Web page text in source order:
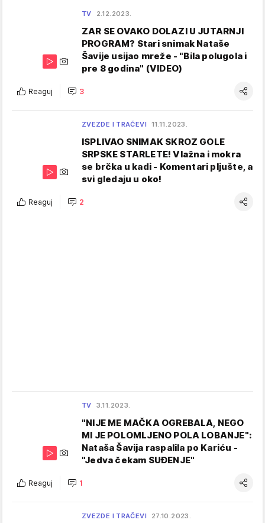
TV 2.12.2023.
ZAR SE OVAKO DOLAZI U JUTARNJI
PROGRAM? Stari snimak Nataše
Šavije usijao mreže - "Bila polugola i
pre 8 godina" (VIDEO)
Reaguj 3
ZVEZDE I TRAČEVI 11.11.2023.
ISPLIVAO SNIMAK SKROZ GOLE
SRPSKE STARLETE! Vlažna i mokra
se brčka u kadi - Komentari pljušte, a
svi gledaju u oko!
Reaguj 2
TV 3.11.2023.
"NIJE ME MAČKA OGREBALA, NEGO
MI JE POLOMLJENO POLA LOBANJE":
Nataša Šavija raspalila po Kariću -
"Jedva čekam SUĐENJE"
Reaguj 1
ZVEZDE I TRAČEVI 27.10.2023.